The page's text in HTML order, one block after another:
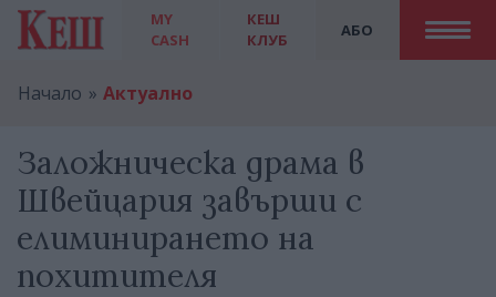
MY
CASH
АБО
КЕШ
КЛУБ
Начало Актуално
Заложническа драма в
Швейцария завърши с
елиминирането на
похитителя